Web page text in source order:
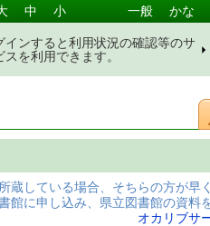
中 小 一般 かな
インすると利用状況の確認等のサ
スを利用できます。
蔵している場合、そちらの方が早
館に申し込み、県立図書館の資料
オカリブサ